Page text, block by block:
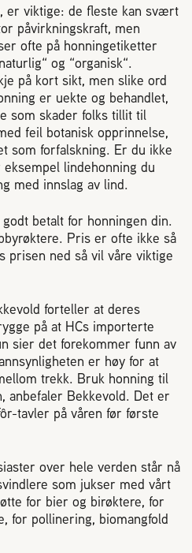
er viktige: de fleste kan svært
påvirkningskraft, men
ofte på honningetiketter
og “organisk“.
på kort sikt, men slike ord
er uekte og behandlet,
som skader folks tillit til
feil botanisk opprinnelse,
som forfalskning. Er du ikke
lindehonning du
med innslag av lind.
betalt for honningen din.
Pris er ofte ikke så
prisen ned så vil våre viktige
forteller at deres
på at HCs importerte
sier det forekommer funn av
er høy for at
trekk. Bruk honning til
anbefaler Bekkevold. Det er
tavler på våren før første
over hele verden står nå
som jukser med vårt
for bier og birøktere, for
for pollinering, biomangfold